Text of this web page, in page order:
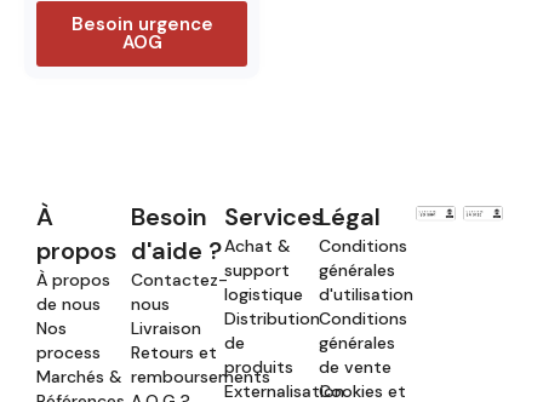
Besoin urgence
AOG
À
propos
À propos
de nous
Nos
process
Marchés &
Besoin
d'aide ?
Contactez-
nous
Livraison
Retours et
remboursements
Services
Achat &
support
logistique
Distribution
de
produits
Externalisation
Légal
Conditions
générales
d'utilisation
Conditions
générales
de vente
Cookies et